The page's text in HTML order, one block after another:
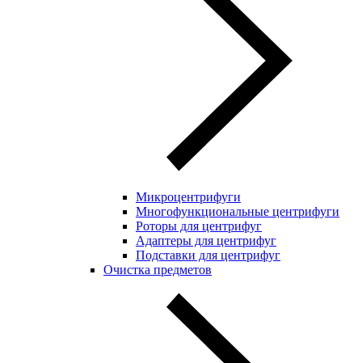
Микроцентрифуги
Многофункциональные центрифуги
Роторы для центрифуг
Адаптеры для центрифуг
Подставки для центрифуг
Очистка предметов